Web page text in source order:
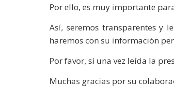
Por ello, es muy importante
Así, seremos transparentes y
haremos con su información
Por favor, si una vez leída la
Muchas gracias por su